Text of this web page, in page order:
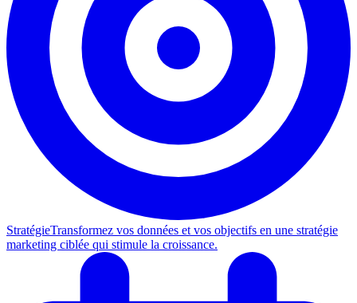
StratégieTransformez vos données et vos objectifs en une stratégie
marketing ciblée qui stimule la croissance.